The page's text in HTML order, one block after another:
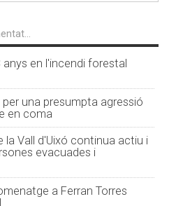
en l'incendi forestal
una presumpta agressió
en coma
la Vall d'Uixó continua actiu i
evacuades i
a Ferran Torres